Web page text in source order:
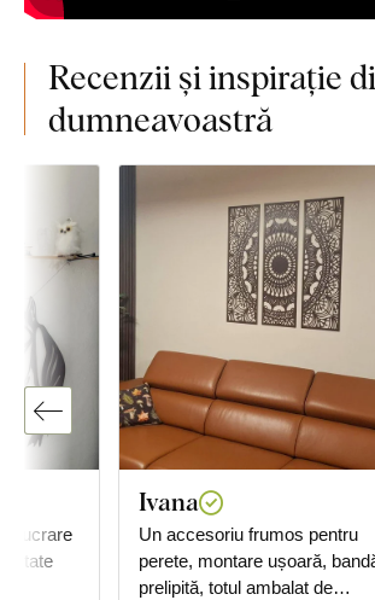
Recenzii și inspirație
dumneavoastră
Ivana
Un accesoriu frumos pentru
perete, montare ușoară,
prelipită, totul ambalat de